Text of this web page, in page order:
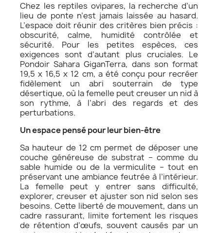
Chez les reptiles ovipares, la recherche d’un
lieu de ponte n’est jamais laissée au hasard.
L’espace doit réunir des critères bien précis :
obscurité, calme, humidité contrôlée et
sécurité. Pour les petites espèces, ces
exigences sont d’autant plus cruciales. Le
Pondoir Sahara GiganTerra, dans son format
19,5 x 16,5 x 12 cm, a été conçu pour recréer
fidèlement un abri souterrain de type
désertique, où la femelle peut creuser un nid à
son rythme, à l’abri des regards et des
perturbations.
Un espace pensé pour leur bien-être
Sa hauteur de 12 cm permet de déposer une
couche généreuse de substrat – comme du
sable humide ou de la vermiculite – tout en
préservant une ambiance feutrée à l’intérieur.
La femelle peut y entrer sans difficulté,
explorer, creuser et ajuster son nid selon ses
besoins. Cette liberté de mouvement, dans un
cadre rassurant, limite fortement les risques
de rétention d’œufs, souvent causés par un